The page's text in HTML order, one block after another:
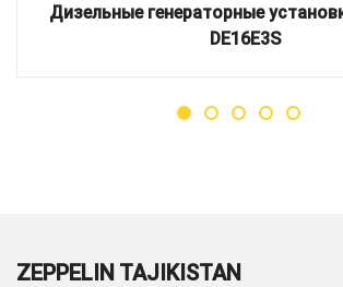
Дизельные генераторные
DE16E3S
ZEPPELIN TAJIKISTAN